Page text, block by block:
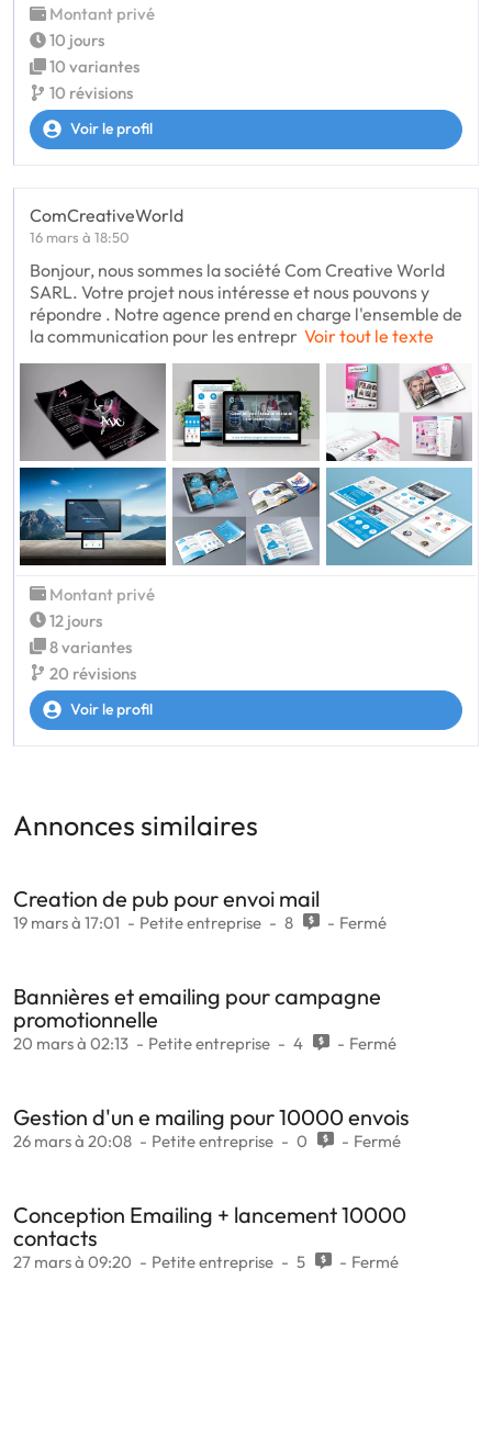
Montant privé
10 jours
10 variantes
10 révisions
Voir le profil
ComCreativeWorld
16 mars à 18:50
Bonjour, nous sommes la société Com Creative World
SARL. Votre projet nous intéresse et nous pouvons y
répondre . Notre agence prend en charge l'ensemble de
la communication pour les entrepr Voir tout le texte
Montant privé
12 jours
8 variantes
20 révisions
Voir le profil
Annonces similaires
Creation de pub pour envoi mail
19 mars à 17:01 Petite entreprise 8 Fermé
Bannières et emailing pour campagne
promotionnelle
20 mars à 02:13 Petite entreprise 4 Fermé
Gestion d'un e mailing pour 10000 envois
26 mars à 20:08 Petite entreprise 0 Fermé
Conception Emailing + lancement 10000
contacts
27 mars à 09:20 Petite entreprise 5 Fermé